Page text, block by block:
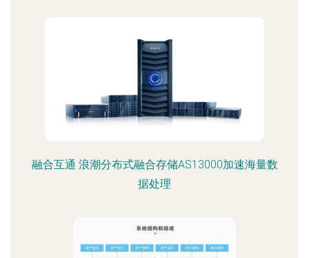
融合互通 浪潮分布式融合存储AS13000加速海量数
据处理